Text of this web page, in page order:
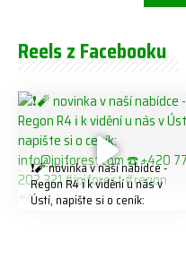
Reels z Facebooku
❗️🧨 novinka v naší nabídce -
Regon R4 ℹ️ k vidění u nás v
Ústí, napište si o ceník: